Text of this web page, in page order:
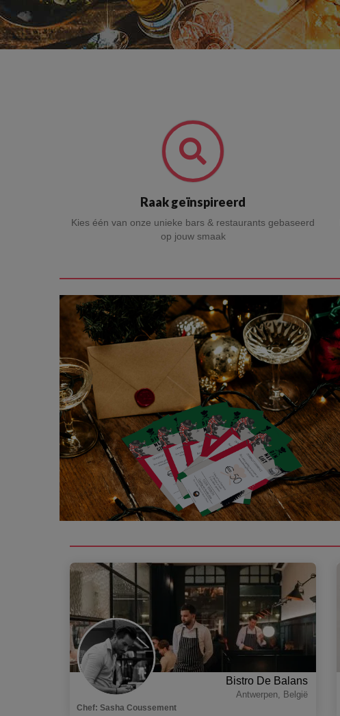
Raak geïnspireerd
Kies één van onze unieke bars & restaurants gebaseerd
op jouw smaak
Bistro De Balans
Antwerpen, België
Chef: Sasha Coussement